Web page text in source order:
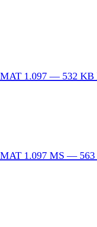
1.097 — 532 KB
1.097 MS —